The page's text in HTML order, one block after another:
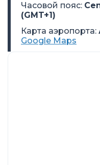
Часовой пояс:
(GMT+1)
Карта аэропорта:
Google Maps